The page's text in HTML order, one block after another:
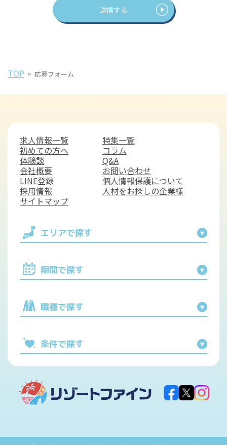
TOP > 応募フォーム
エリアで探す
期間で探す
職種で探す
条件で探す
求人情報一覧
特集一覧
初めての方へ
コラム
体験談
Q&A
会社概要
お問い合わせ
LINE登録
個人情報保護について
採用情報
人材をお探しの企業様
サイトマップ